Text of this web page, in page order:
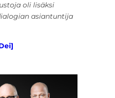
oli lisäksi
asiantuntija